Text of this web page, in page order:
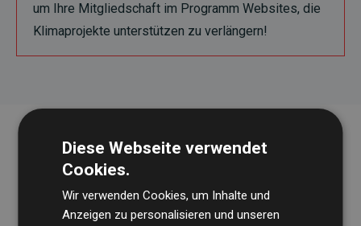
um Ihre Mitgliedschaft im Programm Websites, die
Klimaprojekte unterstützen zu verlängern!
Diese Webseite verwendet
Cookies.
Wir verwenden Cookies, um Inhalte und
Anzeigen zu personalisieren und unseren